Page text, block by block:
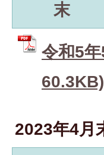
末
令和5
60.3KB)
2023年4月